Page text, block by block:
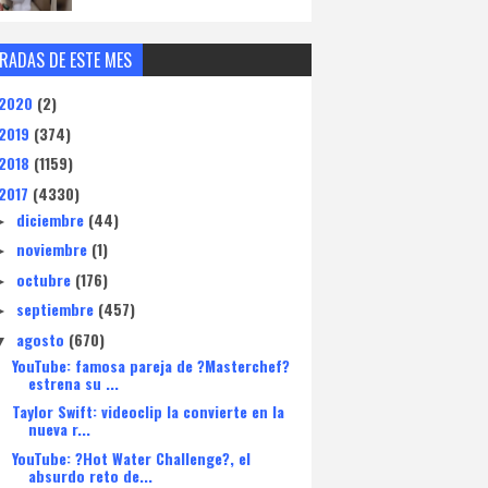
DE ESTE MES
2020 (2)
2019 (374)
2018 (1159)
2017 (4330)
diciembre (44)
noviembre (1)
octubre (176)
septiembre (457)
agosto (670)
YouTube: famosa pareja de ?Masterchef?
estrena su ...
Taylor Swift: videoclip la convierte en la
nueva r...
YouTube: ?Hot Water Challenge?, el
absurdo reto de...